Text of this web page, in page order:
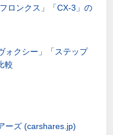
ロンクス」「CX-3」の
ォクシー」「ステップ
較
ーズ (carshares.jp)